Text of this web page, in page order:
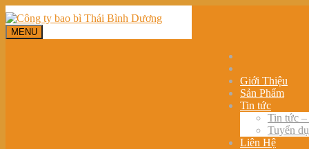
MENU
Giới Thiệu
Sản Phẩm
Tin tức
Tin tức –
Tuyển
Liên Hệ